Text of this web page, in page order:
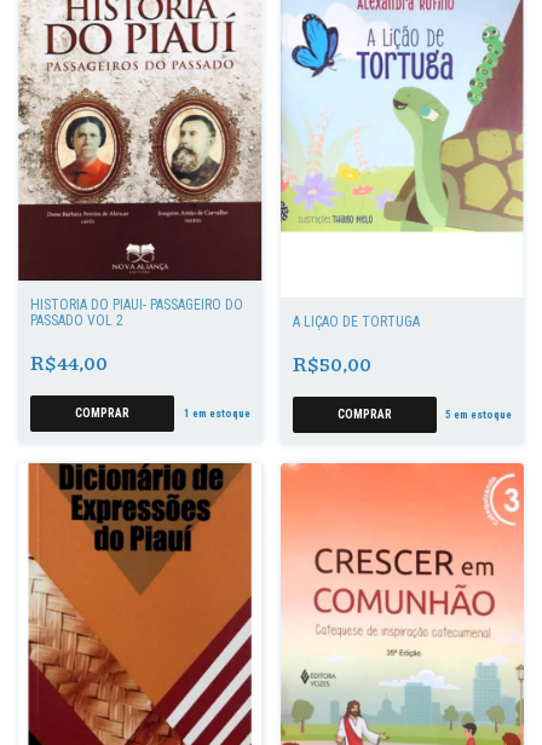
HISTÓRIA DO PIAUÍ- PASSAGEIRO DO
PASSADO VOL 2
R$44,00
1 em estoque
A LIÇÃO DE TORTUGA
R$50,00
5 em estoque